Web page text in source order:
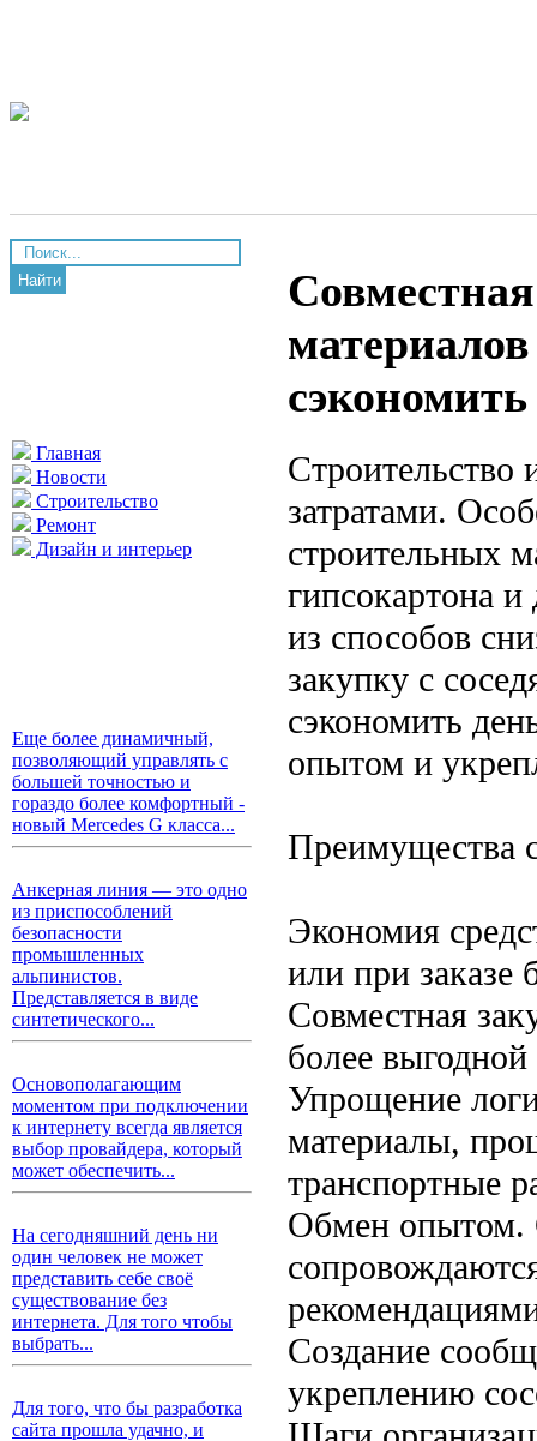
Найти
Главная
Новости
Строительство
Ремонт
Дизайн и интерьер
Еще более динамичный,
позволяющий управлять с
большей точностью и
гораздо более комфортный -
новый Mercedes G класса...
Анкерная линия — это одно
из приспособлений
безопасности
промышленных
альпинистов.
Представляется в виде
синтетического...
Основополагающим
моментом при подключении
к интернету всегда является
выбор провайдера, который
может обеспечить...
На сегодняшний день ни
один человек не может
представить себе своё
существование без
интернета. Для того чтобы
выбрать...
Для того, что бы разработка
сайта прошла удачно, и
сэкономить
затратами.
строительных
гипсокартона
из способов
закупку с
сэкономить
опытом и
Преимущества
Экономия
или при
Совместная
более
Упрощение
материалы,
транспортные
Обмен опытом.
Создание
укреплению